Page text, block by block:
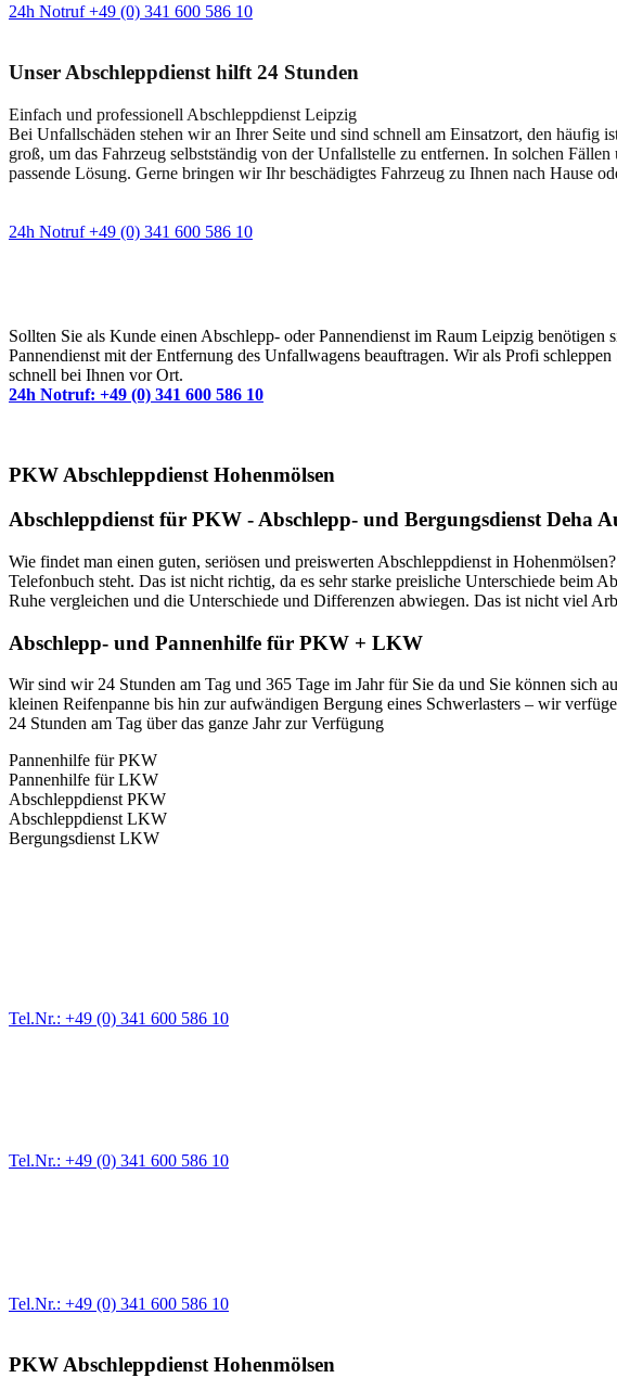
24h Notruf +49 (0) 341 600 586 10
Unser Abschleppdienst hilft 24 Stunden
Einfach und professionell Abschleppdienst Leipzig
Bei Unfallschäden stehen wir an Ihrer Seite und sind schnell am Einsatzort, den
groß, um das Fahrzeug selbstständig von der Unfallstelle zu entfernen. In solchen
passende Lösung. Gerne bringen wir Ihr beschädigtes Fahrzeug zu Ihnen nach Hause
24h Notruf +49 (0) 341 600 586 10
Sollten Sie als Kunde einen Abschlepp- oder Pannendienst im Raum Leipzig
Pannendienst mit der Entfernung des Unfallwagens beauftragen. Wir als Profi
schnell bei Ihnen vor Ort.
24h Notruf: +49 (0) 341 600 586 10
PKW Abschleppdienst Hohenmölsen
Abschleppdienst für PKW - Abschlepp- und Bergungsdienst Deha
Wie findet man einen guten, seriösen und preiswerten Abschleppdienst in
Telefonbuch steht. Das ist nicht richtig, da es sehr starke preisliche Unterschiede beim
Ruhe vergleichen und die Unterschiede und Differenzen abwiegen. Das ist nicht viel
Abschlepp- und Pannenhilfe für PKW + LKW
Wir sind wir 24 Stunden am Tag und 365 Tage im Jahr für Sie da und Sie können sich
kleinen Reifenpanne bis hin zur aufwändigen Bergung eines Schwerlasters – wir
24 Stunden am Tag über das ganze Jahr zur Verfügung
Pannenhilfe für PKW
Pannenhilfe für LKW
Abschleppdienst PKW
Abschleppdienst LKW
Bergungsdienst LKW
Tel.Nr.: +49 (0) 341 600 586 10
Tel.Nr.: +49 (0) 341 600 586 10
Tel.Nr.: +49 (0) 341 600 586 10
PKW Abschleppdienst Hohenmölsen